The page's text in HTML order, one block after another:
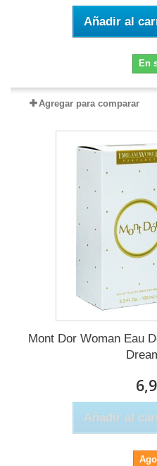
Añadir al
En
Agregar para comparar
Mont Dor Woman Eau
Añadir al